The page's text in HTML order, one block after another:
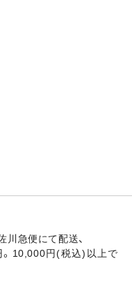
川急便にて配送、
10,000円(税込)以上で